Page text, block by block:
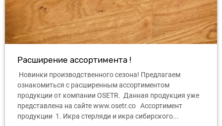
Расширение ассортимента !
Новинки производственного сезона! Предлагаем
ознакомиться с расширенным ассортиментом
продукции от компании OSETR. Данная продукция уже
представлена ​​на сайте www.osetr.co Ассортимент
продукции 1. Икра стерляди и икра сибирского...